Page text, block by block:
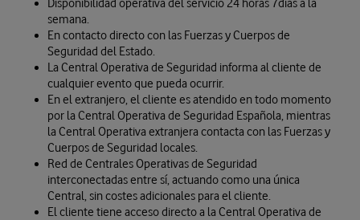
Disponibilidad operativa del servicio 24 horas 7días a la
semana.
En contacto directo con las Fuerzas y Cuerpos de
Seguridad del Estado.
La Central Operativa de Seguridad informa al cliente de
cualquier evento que pueda ocurrir.
En el extranjero, el cliente es atendido en todo momento
por la Central Operativa de Seguridad Española, mientras
la Central Operativa extranjera contacta con las Fuerzas y
Cuerpos de Seguridad locales.
Red de Centrales Operativas de Seguridad
interconectadas entre sí, actuando como una única
Central, sin costes adicionales para el cliente.
El cliente tiene acceso directo a la Central Operativa de